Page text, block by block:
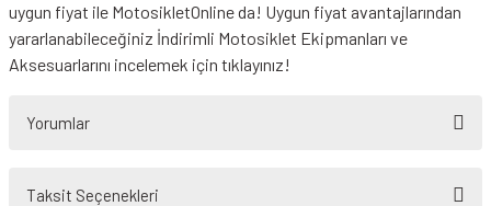
uygun fiyat ile MotosikletOnline da! Uygun fiyat avantajlarından
yararlanabileceğiniz İndirimli Motosiklet Ekipmanları ve
Aksesuarlarını incelemek için tıklayınız!
Yorumlar
Taksit Seçenekleri